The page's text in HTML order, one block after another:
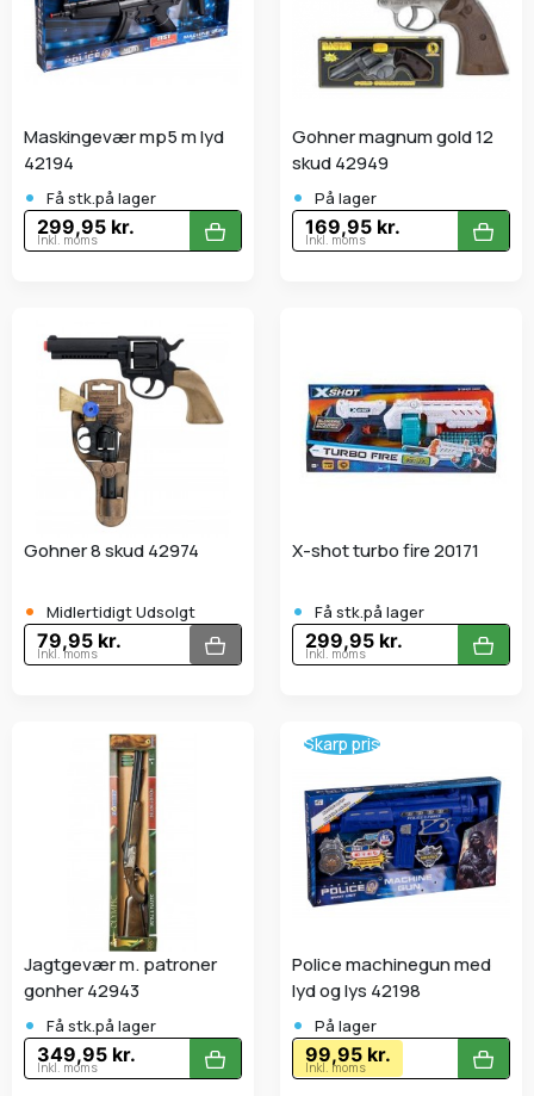
Maskingevær mp5 m lyd
42194
• Få stk.på lager
299,95 kr.
Inkl. moms
Gohner magnum gold 12
skud 42949
• På lager
169,95 kr.
Inkl. moms
Gohner 8 skud 42974
• Midlertidigt Udsolgt
79,95 kr.
Inkl. moms
X-shot turbo fire 20171
• Få stk.på lager
299,95 kr.
Inkl. moms
Jagtgevær m. patroner
gonher 42943
• Få stk.på lager
349,95 kr.
Inkl. moms
Skarp pris
Police machinegun med
lyd og lys 42198
• På lager
99,95 kr.
Inkl. moms